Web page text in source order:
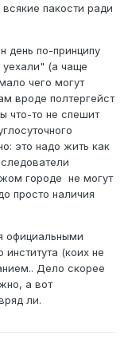
пакости ради
день по-принципу
(а чаще
чего могут
вроде полтергейст
что-то не спешит
это надо жить как
городе не могут
просто наличия
официальными
(коих не
Дело скорее
а вот
ли.